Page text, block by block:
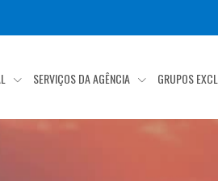
SERVIÇOS DA AGÊNCIA GRUPOS